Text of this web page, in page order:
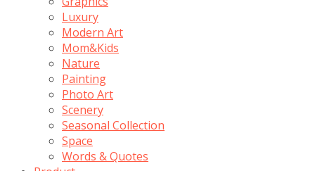
Luxury
Modern Art
Mom&Kids
Nature
Painting
Photo Art
Scenery
Seasonal Collection
Space
Words & Quotes